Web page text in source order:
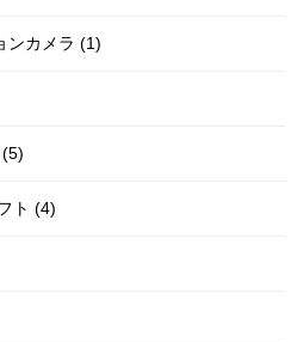
ンカメラ (1)
ト (4)